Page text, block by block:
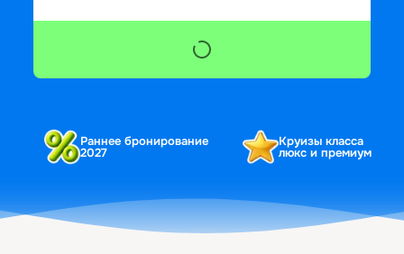
Раннее бронирование
2027
Круизы класса
люкс и премиум